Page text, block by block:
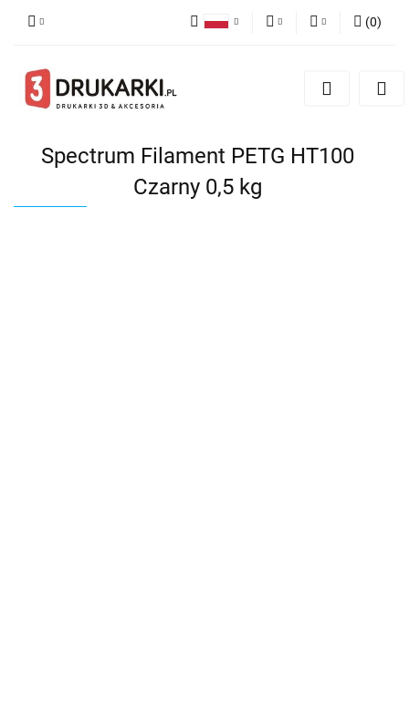
English
Zarejestruj się
(0)
Spectrum Filament PETG HT100
Czarny 0,5 kg